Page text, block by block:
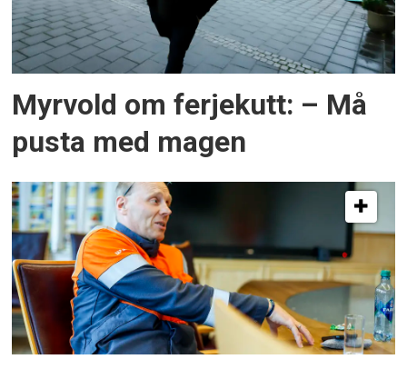
Myrvold om ferjekutt: – Må
pusta med magen